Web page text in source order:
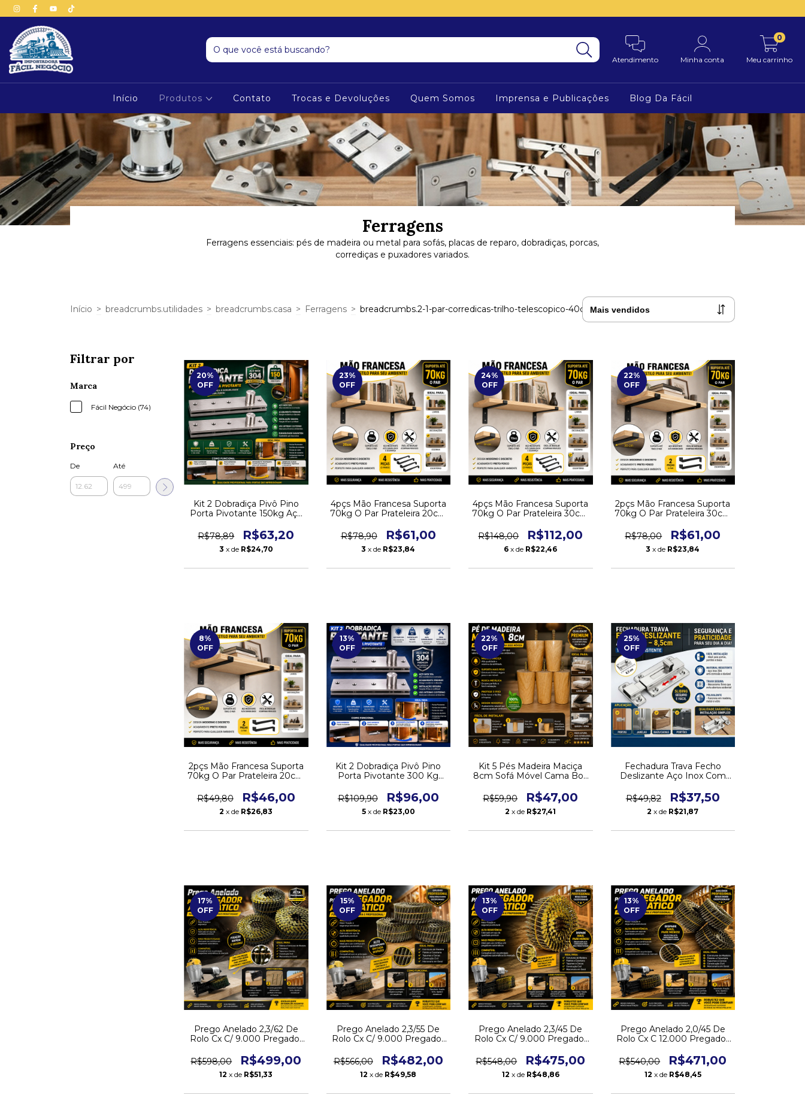
Atendimento Minha conta Meu carrinho
0
Início Produtos Contato Trocas e Devoluções Quem Somos Imprensa e Publicações Blog Da Fácil
Ferragens
Ferragens essenciais: pés de madeira ou metal para sofás, placas de reparo, dobradiças, porcas,
corrediças e puxadores variados.
Início > breadcrumbs.utilidades > breadcrumbs.casa > Ferragens > breadcrumbs.2-1-par-corredicas-trilho-telescopico-40cm-gaveta-movel
Filtrar por
Marca
Fácil Negócio (74)
Preço
De Até
20%
OFF
Kit 2 Dobradiça Pivô Pino
Porta Pivotante 150kg Aço
R$78,89
R$63,20
3 x de R$24,70
23%
OFF
4pçs Mão Francesa Suporta
70kg O Par Prateleira 20cm
R$78,90
R$61,00
3 x de R$23,84
24%
OFF
4pçs Mão Francesa Suporta
70kg O Par Prateleira 30cm
R$148,00
R$112,00
6 x de R$22,46
22%
OFF
2pçs Mão Francesa Suporta
70kg O Par Prateleira 30cm
R$78,00
R$61,00
3 x de R$23,84
8%
OFF
2pçs Mão Francesa Suporta
70kg O Par Prateleira 20cm
R$49,80
R$46,00
2 x de R$26,83
13%
OFF
Kit 2 Dobradiça Pivô Pino
Porta Pivotante 300 Kg
R$109,90
R$96,00
5 x de R$23,00
22%
OFF
Kit 5 Pés Madeira Maciça
8cm Sofá Móvel Cama Box
R$59,90
R$47,00
2 x de R$27,41
25%
OFF
Fechadura Trava Fecho
Deslizante Aço Inox Com
R$49,82
R$37,50
2 x de R$21,87
17%
OFF
Prego Anelado 2,3/62 De
Rolo Cx C/ 9.000 Pregador
R$598,00
R$499,00
12 x de R$51,33
15%
OFF
Prego Anelado 2,3/55 De
Rolo Cx C/ 9.000 Pregador
R$566,00
R$482,00
12 x de R$49,58
13%
OFF
Prego Anelado 2,3/45 De
Rolo Cx C/ 9.000 Pregador
R$548,00
R$475,00
12 x de R$48,86
13%
OFF
Prego Anelado 2,0/45 De
Rolo Cx C 12.000 Pregador
R$540,00
R$471,00
12 x de R$48,45